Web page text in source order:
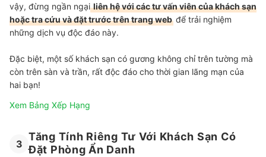
vậy, đừng ngần ngạiliên hệ với các tư vấn viên của khách sạn
hoặc tra cứu và đặt trước trên trang web để trải nghiệm
những dịch vụ độc đáo này.
Đặc biệt, một số khách sạn có gương không chỉ trên tường mà
còn trên sàn và trần, rất độc đáo cho thời gian lãng mạn của
hai bạn!
Xem Bảng Xếp Hạng
3
Tăng Tính Riêng Tư Với Khách Sạn Có
Đặt Phòng Ẩn Danh